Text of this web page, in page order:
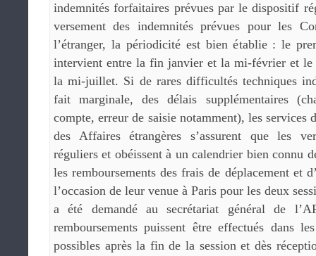
indemnités forfaitaires prévues par le dispositif
versement des indemnités prévues pour les
l’étranger, la périodicité est bien établie : le
intervient entre la fin janvier et la mi-février et
la mi-juillet. Si de rares difficultés techniques
fait marginale, des délais supplémentaires
compte, erreur de saisie notamment), les services
des Affaires étrangères s’assurent que les
réguliers et obéissent à un calendrier bien connu
les remboursements des frais de déplacement et
l’occasion de leur venue à Paris pour les deux
a été demandé au secrétariat général de
remboursements puissent être effectués dans
possibles après la fin de la session et dès